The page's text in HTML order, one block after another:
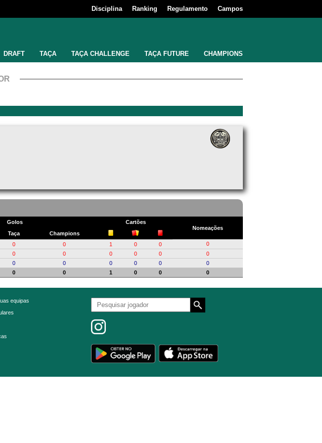
Disciplina Ranking Regulamento Campos
DRAFT TAÇA TAÇA CHALLENGE TAÇA FUTURE CHAMPIONS
Golos
Cartões
Nomeações
Taça
Champions
0 0 1 0 0
0
0 0 0 0 0
0
0 0 0 0 0
0
0 0 1 0 0 0
equipas